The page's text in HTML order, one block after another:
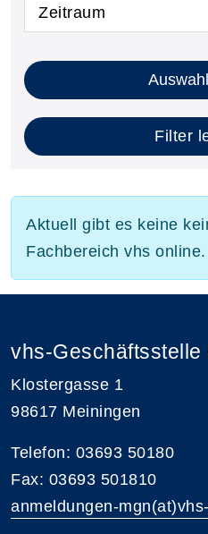
Zeitraum
Filter
Aktuell gibt es keine
Fachbereich vhs online.
vhs-Geschäftsstelle
Klostergasse 1
98617 Meiningen
Telefon: 03693 50180
Fax: 03693 501810
anmeldungen-